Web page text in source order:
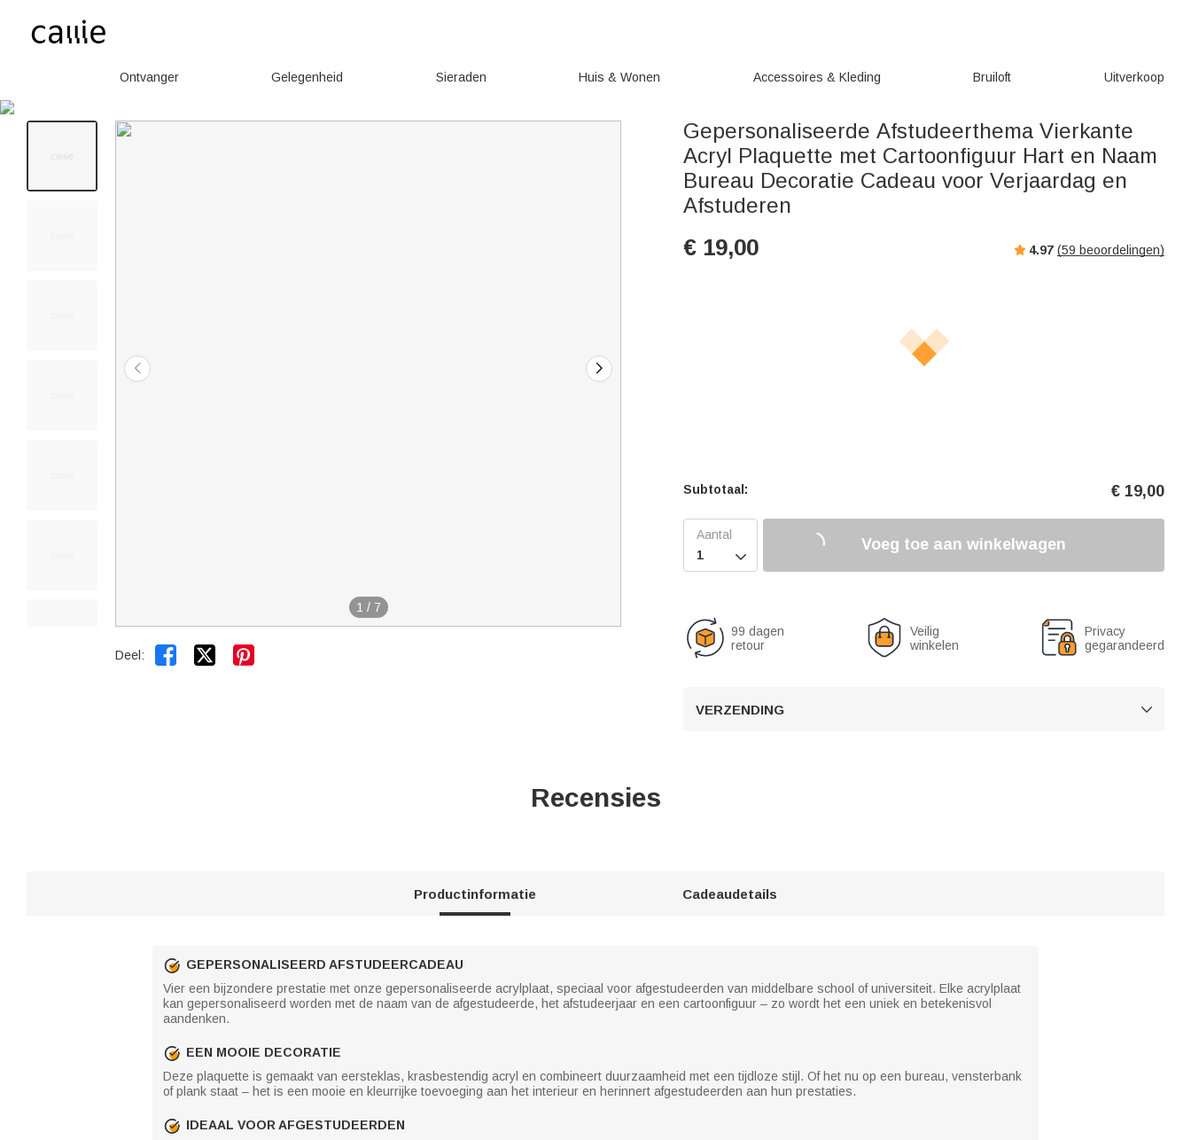
Ontvanger Gelegenheid Sieraden Huis & Wonen Accessoires & Kleding Bruiloft Uitverkoop
1 / 7
Deel:  
Gepersonaliseerde Afstudeerthema Vierkante
Acryl Plaquette met Cartoonfiguur Hart en Naam
Bureau Decoratie Cadeau voor Verjaardag en
Afstuderen
€ 19,00 4.97 (59 beoordelingen)
Subtotaal: € 19,00

Voeg toe aan winkelwagen
99 dagen
retour
Veilig
winkelen
Privacy
gegarandeerd
VERZENDING 
Recensies
Productinformatie Cadeaudetails
GEPERSONALISEERD AFSTUDEERCADEAU
Vier een bijzondere prestatie met onze gepersonaliseerde acrylplaat, speciaal voor afgestudeerden van middelbare school of universiteit. Elke acrylplaat
kan gepersonaliseerd worden met de naam van de afgestudeerde, het afstudeerjaar en een cartoonfiguur – zo wordt het een uniek en betekenisvol
aandenken.
EEN MOOIE DECORATIE
Deze plaquette is gemaakt van eersteklas, krasbestendig acryl en combineert duurzaamheid met een tijdloze stijl. Of het nu op een bureau, vensterbank
of plank staat – het is een mooie en kleurrijke toevoeging aan het interieur en herinnert afgestudeerden aan hun prestaties.
IDEAAL VOOR AFGESTUDEERDEN